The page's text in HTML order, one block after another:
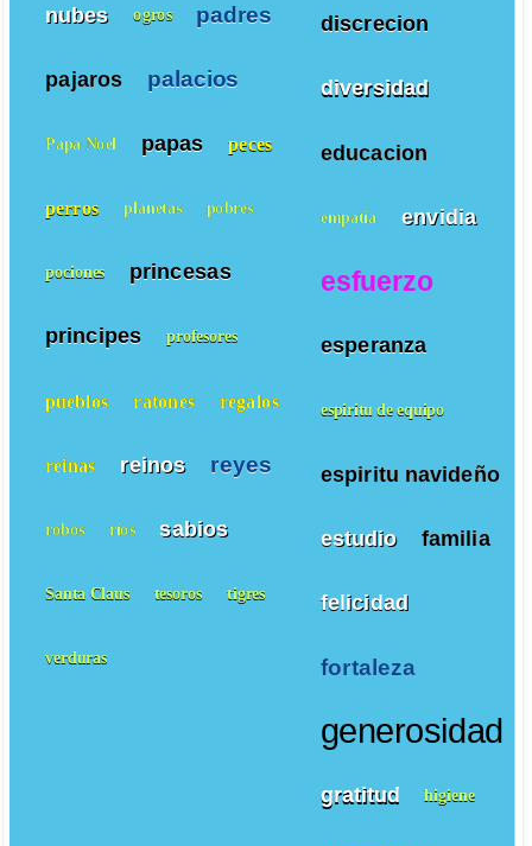
discrecion
diversidad
educacion
empatía envidia
esfuerzo
esperanza
espiritu de equipo
espiritu navideño
estudio familia
felicidad
fortaleza
generosidad
gratitud higiene
nubes ogros padres
pajaros palacios
Papa Noel papas peces
perros planetas pobres
pociones princesas
principes profesores
pueblos ratones regalos
reinas reinos reyes
robos ríos sabios
Santa Claus tesoros tigres
verduras